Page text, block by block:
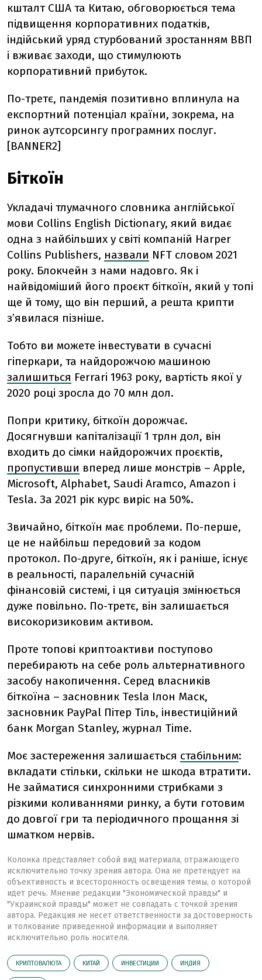
кшталт США та Китаю, обговорюється тема
підвищення корпоративних податків,
індійський уряд стурбований зростанням ВВП
і вживає заходи, що стимулюють
корпоративний прибуток.
По-третє, пандемія позитивно вплинула на
експортний потенціал країни, зокрема, на
ринок аутсорсингу програмних послуг.
[BANNER2]
Біткоїн
Укладачі тлумачного словника англійської
мови Collins English Dictionary, який видає
одна з найбільших у світі компаній Harper
Collins Publishers, назвали NFT словом 2021
року. Блокчейн з нами надовго. Як і
найвідоміший його проєкт біткоїн, який у топі
ще й тому, що він перший, а решта крипти
з’явилася пізніше.
Тобто ви можете інвестувати в сучасні
гіперкари, та найдорожчою машиною
залишиться Ferrari 1963 року, вартість якої у
2020 році зросла до 70 млн дол.
Попри критику, біткоїн дорожчає.
Досягнувши капіталізації 1 трлн дол, він
входить до сімки найдорожчих проєктів,
пропустивши вперед лише монстрів – Apple,
Microsoft, Alphabet, Saudi Aramco, Amazon і
Tesla. За 2021 рік курс виріс на 50%.
Звичайно, біткоїн має проблеми. По-перше,
це не найбільш передовий за кодом
протокол. По-друге, біткоїн, як і раніше, існує
в реальності, паралельній сучасній
фінансовій системі, і ця ситуація змінюється
дуже повільно. По-третє, він залишається
високоризиковим активом.
Проте топові криптоактиви поступово
перебирають на себе роль альтернативного
засобу накопичення. Серед власників
біткоїна – засновник Tesla Ілон Маск,
засновник PayPal Пітер Тіль, інвестиційний
банк Morgan Stanley, журнал Time.
Моє застереження залишається стабільним:
вкладати стільки, скільки не шкода втратити.
Не займатися синхронними стрибками з
різкими коливаннями ринку, а бути готовим
до довгої гри та періодичного прощання зі
шматком нервів.
Колонка представляет собой вид материала, отражающего
исключительно точку зрения автора. Она не претендует на
объективность и всесторонность освещения темы, о которой
идет речь. Мнение редакции "Экономической правды" и
"Украинской правды" может не совпадать с точкой зрения
автора. Редакция не несет ответственности за достоверность
и толкование приведенной информации и выполняет
исключительно роль носителя.
КРИПТОВАЛЮТА КИТАЙ ИНВЕСТИЦИИ ИНДИЯ